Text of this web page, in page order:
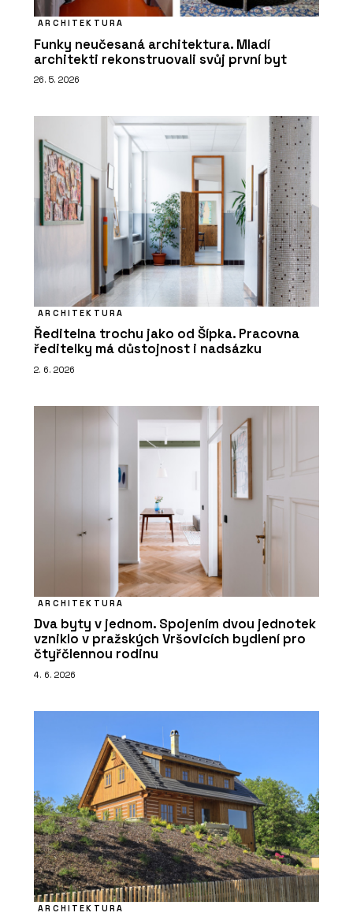
ARCHITEKTURA
Funky neučesaná architektura. Mladí
architekti rekonstruovali svůj první byt
26. 5. 2026
ARCHITEKTURA
Ředitelna trochu jako od Šípka. Pracovna
ředitelky má důstojnost i nadsázku
2. 6. 2026
ARCHITEKTURA
Dva byty v jednom. Spojením dvou jednotek
vzniklo v pražských Vršovicích bydlení pro
čtyřčlennou rodinu
4. 6. 2026
ARCHITEKTURA